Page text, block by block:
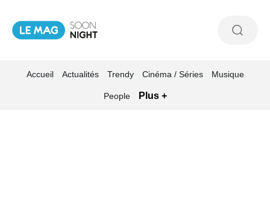
Accueil Actualités Trendy Cinéma / Séries Musique
People Plus +